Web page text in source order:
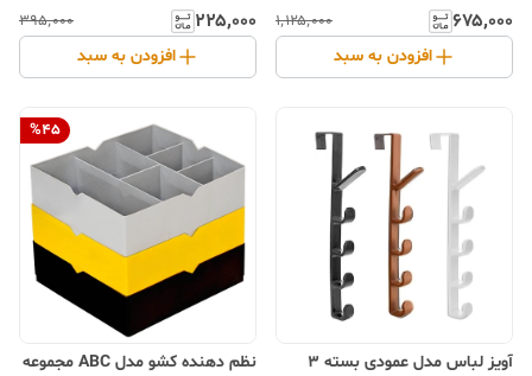
۶۷۵٬۰۰۰ ۱٬۱۲۵٬۰۰۰
افزودن به سبد
۲۲۵٬۰۰۰ ۳۹۵٬۰۰۰
افزودن به سبد
آویز لباس مدل عمودی بسته 3
%45
نظم دهنده کشو مدل ABC مجموعه